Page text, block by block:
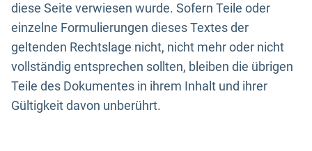
diese Seite verwiesen wurde. Sofern Teile oder
einzelne Formulierungen dieses Textes der
geltenden Rechtslage nicht, nicht mehr oder nicht
vollständig entsprechen sollten, bleiben die übrigen
Teile des Dokumentes in ihrem Inhalt und ihrer
Gültigkeit davon unberührt.